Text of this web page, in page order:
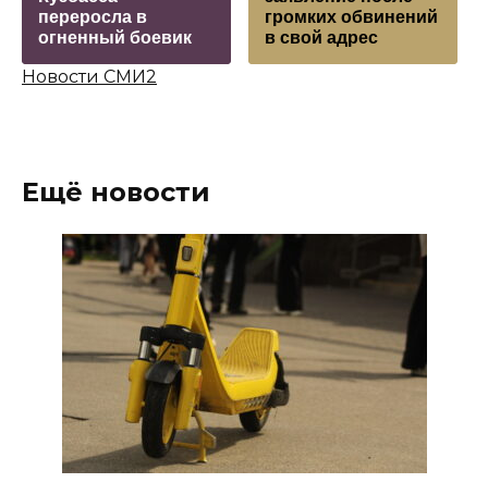
переросла в
огненный боевик
громких обвинений
в свой адрес
Новости СМИ2
Ещё новости